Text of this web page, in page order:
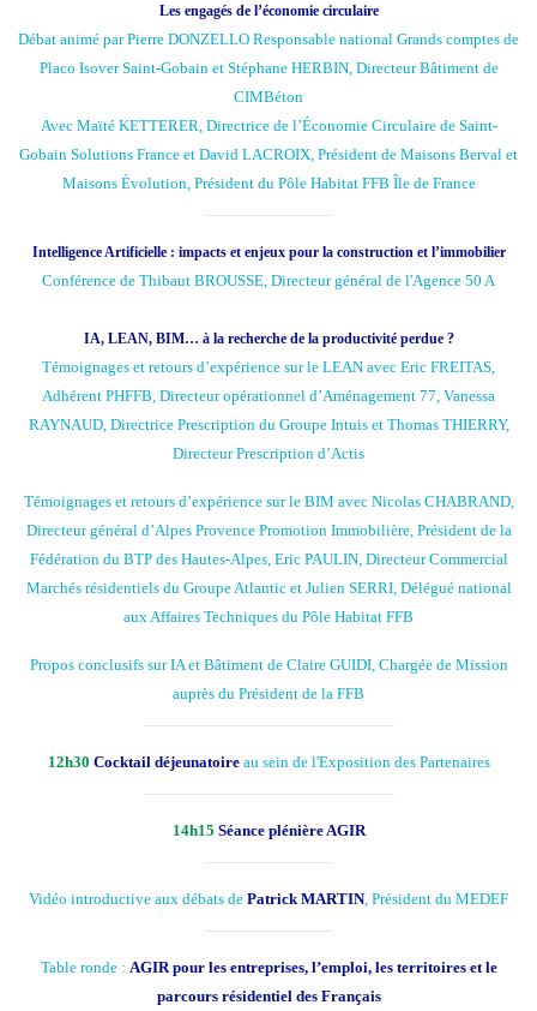
Les engagés de l’économie circulaire
Débat animé par Pierre DONZELLO Responsable national Grands comptes de
Placo Isover Saint-Gobain et Stéphane HERBIN, Directeur Bâtiment de
CIMBéton
Avec Maïté KETTERER, Directrice de l’Économie Circulaire de Saint-
Gobain Solutions France et David LACROIX, Président de Maisons Berval et
Maisons Évolution, Président du Pôle Habitat FFB Île de France
Intelligence Artificielle : impacts et enjeux pour la construction et l’immobilier
Conférence de Thibaut BROUSSE, Directeur général de l'Agence 50 A
IA, LEAN, BIM… à la recherche de la productivité perdue ?
Témoignages et retours d’expérience sur le LEAN avec Eric FREITAS,
Adhérent PHFFB, Directeur opérationnel d’Aménagement 77, Vanessa
RAYNAUD, Directrice Prescription du Groupe Intuis et Thomas THIERRY,
Directeur Prescription d’Actis
Témoignages et retours d’expérience sur le BIM avec Nicolas CHABRAND,
Directeur général d’Alpes Provence Promotion Immobilière, Président de la
Fédération du BTP des Hautes-Alpes, Eric PAULIN, Directeur Commercial
Marchés résidentiels du Groupe Atlantic et Julien SERRI, Délégué national
aux Affaires Techniques du Pôle Habitat FFB
Propos conclusifs sur IA et Bâtiment de Claire GUIDI, Chargée de Mission
auprès du Président de la FFB
12h30 Cocktail déjeunatoire au sein de l'Exposition des Partenaires
14h15 Séance plénière AGIR
Vidéo introductive aux débats de Patrick MARTIN, Président du MEDEF
Table ronde : AGIR pour les entreprises, l’emploi, les territoires et le
parcours résidentiel des Français